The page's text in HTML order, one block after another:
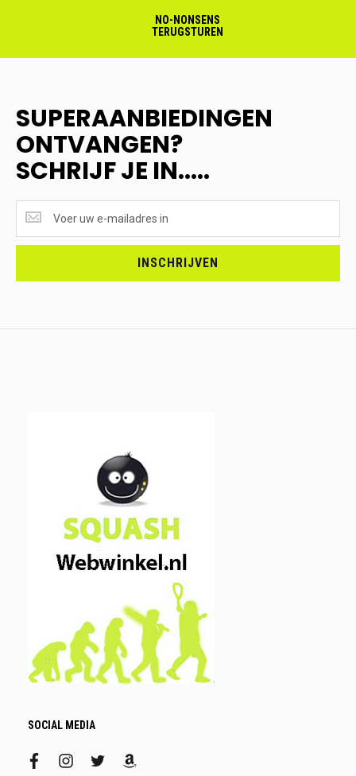
NO-NONSENS
TERUGSTUREN
SUPERAANBIEDINGEN
ONTVANGEN?
SCHRIJF JE IN.....
ONTVANGEN?
<br>SCHRIJF
INSCHRIJVEN
SOCIAL MEDIA
facebookinstagram
twitteramazon